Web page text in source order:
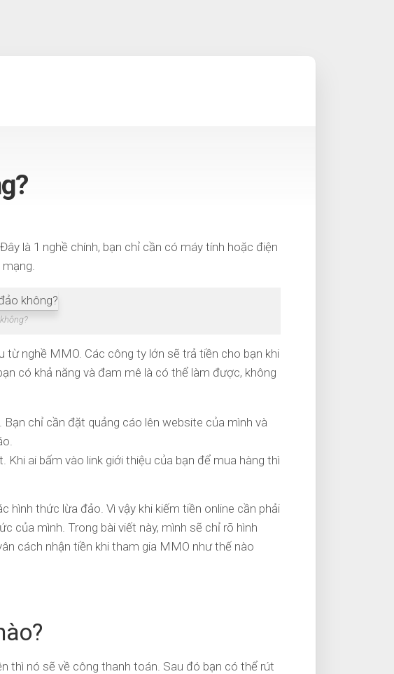
là 1 nghề chính, bạn chỉ cần có máy tính hoặc điện
nghề MMO. Các công ty lớn sẽ trả tiền cho bạn khi
có khả năng và đam mê là có thể làm được, không
Bạn chỉ cần đặt quảng cáo lên website của mình và
ai bấm vào link giới thiệu của bạn để mua hàng thì
hình thức lừa đảo. Vì vậy khi kiếm tiền online cần phải
của mình. Trong bài viết này, mình sẽ chỉ rõ hình
cách nhận tiền khi tham gia MMO như thế nào
thì nó sẽ về công thanh toán. Sau đó bạn có thể rút